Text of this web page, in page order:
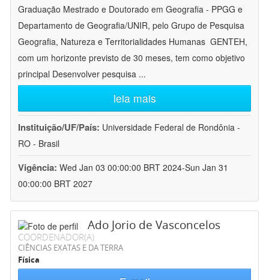
Graduação Mestrado e Doutorado em Geografia - PPGG e
Departamento de Geografia/UNIR, pelo Grupo de Pesquisa
Geografia, Natureza e Territorialidades Humanas  GENTEH,
com um horizonte previsto de 30 meses, tem como objetivo
principal Desenvolver pesquisa ...
leia mais
Instituição/UF/País: Universidade Federal de Rondônia -
RO - Brasil
Vigência: Wed Jan 03 00:00:00 BRT 2024-Sun Jan 31
00:00:00 BRT 2027
Ado Jorio de Vasconcelos
COORDENADOR(A)
CIÊNCIAS EXATAS E DA TERRA
Física